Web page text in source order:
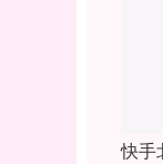
快手